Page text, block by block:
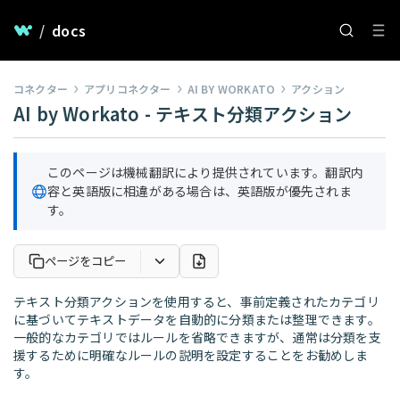
/ docs
コネクター アプリコネクター AI BY WORKATO アクション
AI by Workato - テキスト分類アクション
このページは機械翻訳により提供されています。翻訳内
容と英語版に相違がある場合は、英語版が優先されま
す。
ページをコピー
テキスト分類アクションを使用すると、事前定義されたカテゴリ
に基づいてテキストデータを自動的に分類または整理できます。
一般的なカテゴリではルールを省略できますが、通常は分類を支
援するために明確なルールの説明を設定することをお勧めしま
す。